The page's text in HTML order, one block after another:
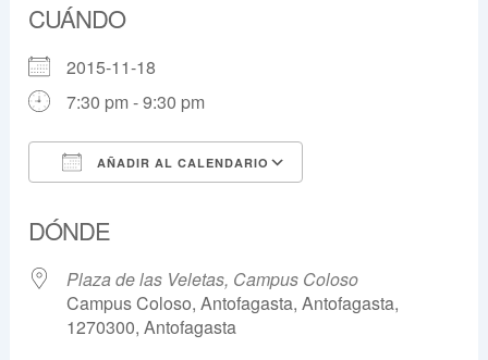
CUÁNDO
2015-11-18
7:30 pm - 9:30 pm
AÑADIR AL CALENDARIO
DÓNDE
Plaza de las Veletas, Campus Coloso
Campus Coloso, Antofagasta, Antofagasta,
1270300, Antofagasta